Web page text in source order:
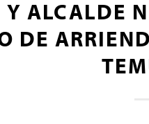
Y ALCALDE
DE